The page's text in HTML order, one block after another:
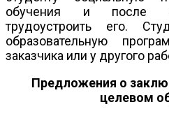
обучения и после
трудоустроить его.
образовательную
заказчика или у другого
Предложения о
целевом